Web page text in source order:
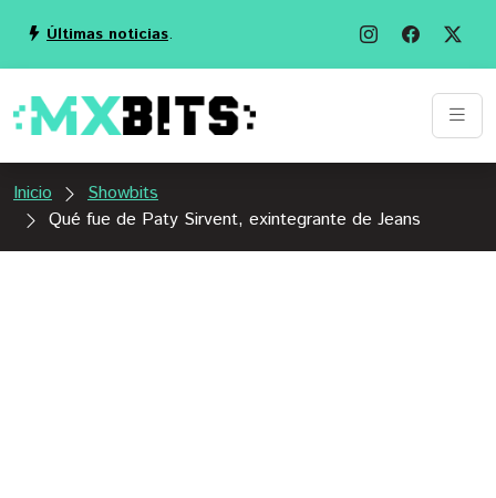
Últimas noticias.
Inicio
Showbits
Qué fue de Paty Sirvent, exintegrante de Jeans